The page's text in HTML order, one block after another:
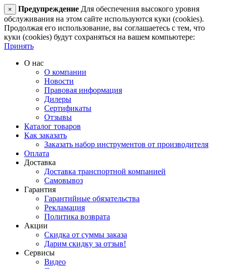
× Предупреждение Для обеспечения высокого уровня
обслуживания на этом сайте используются куки (cookies).
Продолжая его использование, вы соглашаетесь с тем, что
куки (cookies) будут сохраняться на вашем компьютере:
Принять
О нас
О компании
Новости
Правовая информация
Дилеры
Сертификаты
Отзывы
Каталог товаров
Как заказать
Заказать набор инструментов от производителя
Оплата
Доставка
Доставка транспортной компанией
Самовывоз
Гарантия
Гарантийные обязательства
Рекламация
Политика возврата
Акции
Скидка от суммы заказа
Дарим скидку за отзыв!
Сервисы
Видео